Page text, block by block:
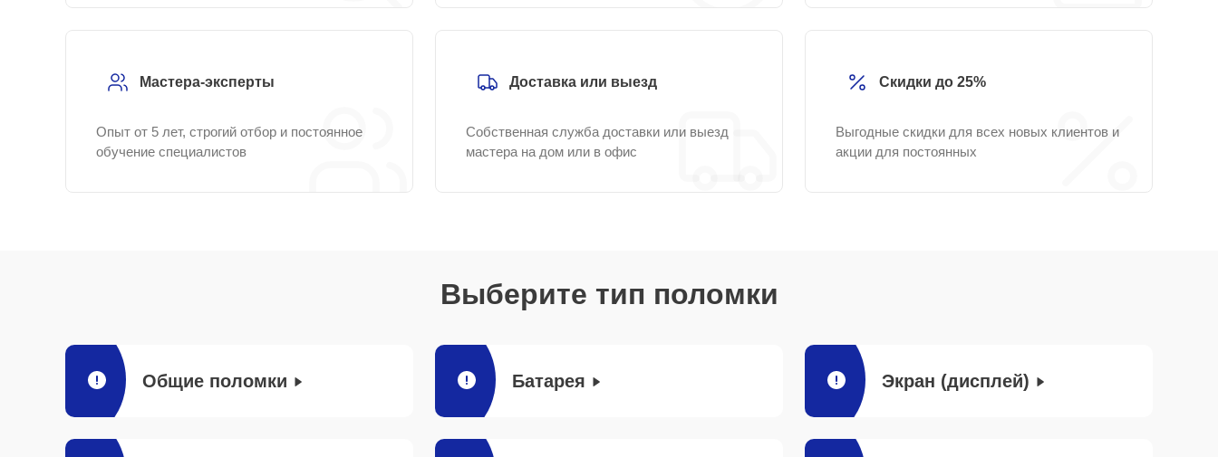
Мастера-эксперты
Опыт от 5 лет, строгий отбор и постоянное
обучение специалистов
Доставка или выезд
Собственная служба доставки или выезд
мастера на дом или в офис
Скидки до 25%
Выгодные скидки для всех новых клиентов и
акции для постоянных
Выберите тип поломки
Общие поломки Батарея Экран (дисплей)